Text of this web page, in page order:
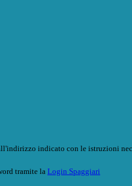
indicato con le istruzioni
tramite la Login Spaggiari